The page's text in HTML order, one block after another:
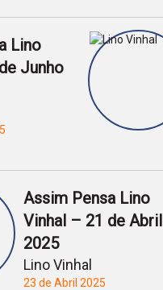
Lino
Junho
Assim Pensa Lino
Vinhal – 21 de Abril
2025
Lino Vinhal
23 de Abril 2025